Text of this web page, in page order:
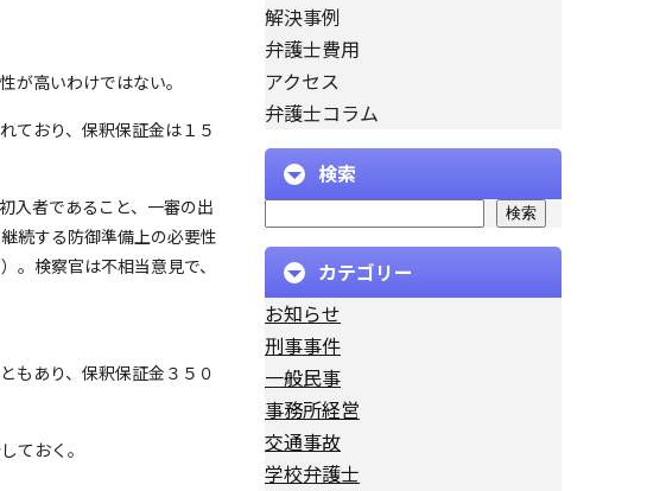
が高いわけではない。
ており、保釈保証金は１５
入者であること、一審の出
続する防御準備上の必要性
検察官は不相当意見で、
あり、 保釈保証金３５０
ておく。
解決事例
弁護士費用
アクセス
弁護士コラム
検索
検索
カテゴリー
お知らせ
刑事事件
一般民事
事務所経営
交通事故
学校弁護士